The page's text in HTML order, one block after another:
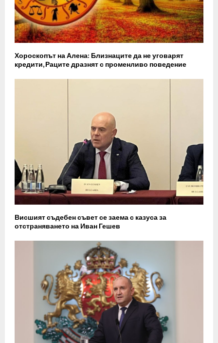
Хороскопът на Алена: Близнаците да не уговарят
кредити, Раците дразнят с променливо поведение
Висшият съдебен съвет се заема с казуса за
отстраняването на Иван Гешев